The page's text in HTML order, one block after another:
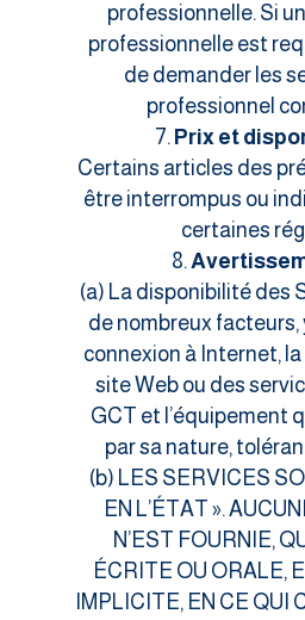
professionnelle. Si
professionnelle est
de demander les
professionnel
Prix et
Certains articles des
être interrompus ou
certaines
(a) La disponibilité des
de nombreux
connexion à Internet,
site Web ou des
GCT et l’équipement
par sa nature,
(b) LES SERVICES
EN L’ÉTAT ».
N’EST FOURNIE,
ÉCRITE OU ORALE,
IMPLICITE, EN CE QUI